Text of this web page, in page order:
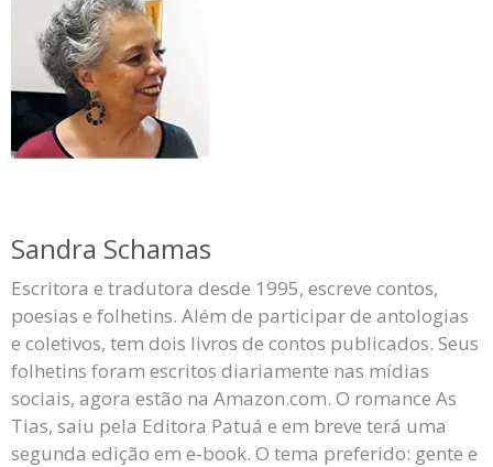
Sandra Schamas
Escritora e tradutora desde 1995, escreve contos,
poesias e folhetins. Além de participar de antologias
e coletivos, tem dois livros de contos publicados. Seus
folhetins foram escritos diariamente nas mídias
sociais, agora estão na Amazon.com. O romance As
Tias, saiu pela Editora Patuá e em breve terá uma
segunda edição em e-book. O tema preferido: gente e